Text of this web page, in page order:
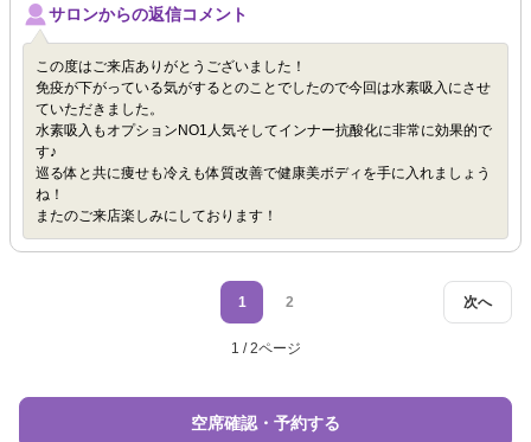
サロンからの返信コメント
この度はご来店ありがとうございました！
免疫が下がっている気がするとのことでしたので今回は水素吸入にさせ
ていただきました。
水素吸入もオプションNO1人気そしてインナー抗酸化に非常に効果的で
す♪
巡る体と共に痩せも冷えも体質改善で健康美ボディを手に入れましょう
ね！
またのご来店楽しみにしております！
次へ
1 2
1 / 2ページ
空席確認・予約する